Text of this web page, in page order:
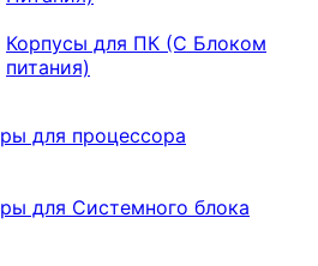
Корпусы для ПК (С Блоком
питания)
для процессора
для Системного блока